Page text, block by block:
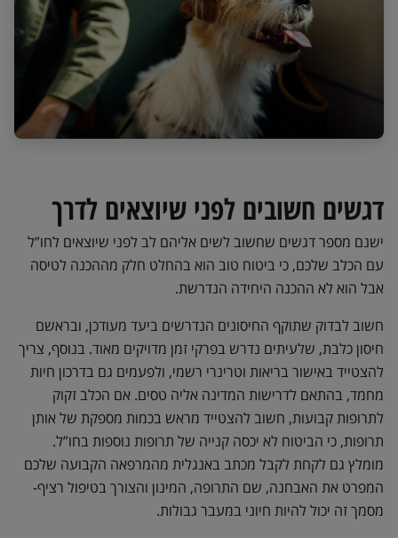
דגשים חשובים לפני שיוצאים לדרך
ישנם מספר דגשים שחשוב לשים אליהם לב לפני שיוצאים לחו”ל
עם הכלב שלכם, כי ביטוח טוב הוא בהחלט חלק מההכנה לטיסה
אבל הוא לא ההכנה היחידה הנדרשת.
חשוב לבדוק שתוקף החיסונים הנדרשים ביעד מעודכן, ובראשם
חיסון כלבת, שלעיתים נדרש בפרקי זמן מדויקים מאוד. בנוסף, צריך
להצטייד באישור בריאות וטרינרי רשמי, ולפעמים גם בדרכון חיות
מחמד, בהתאם לדרישות המדינה אליה טסים. אם הכלב זקוק
לתרופות קבועות, חשוב להצטייד מראש בכמות מספקת של אותן
תרופות, כי הביטוח לא יכסה קנייה של תרופות נוספות בחו”ל.
מומלץ גם לקחת לקבל מכתב באנגלית מהמרפאה הקבועה שלכם
המפרט את האבחנה, שם התרופה, המינון והצורך בטיפול רציף-
מסמך זה יכול להיות חיוני במעבר גבולות.